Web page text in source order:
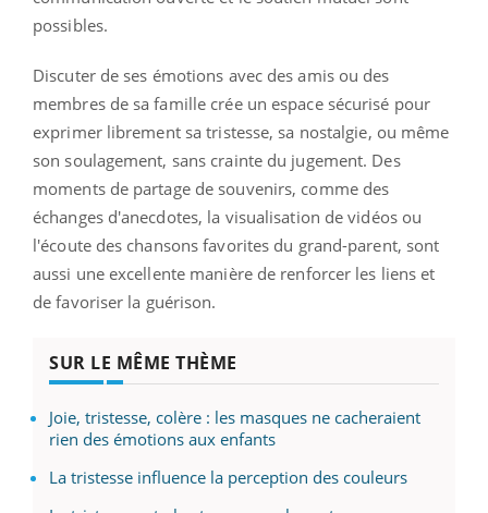
possibles.
Discuter de ses émotions avec des amis ou des
membres de sa famille crée un espace sécurisé pour
exprimer librement sa tristesse, sa nostalgie, ou même
son soulagement, sans crainte du jugement. Des
moments de partage de souvenirs, comme des
échanges d'anecdotes, la visualisation de vidéos ou
l'écoute des chansons favorites du grand-parent, sont
aussi une excellente manière de renforcer les liens et
de favoriser la guérison.
SUR LE MÊME THÈME
Joie, tristesse, colère : les masques ne cacheraient
rien des émotions aux enfants
La tristesse influence la perception des couleurs